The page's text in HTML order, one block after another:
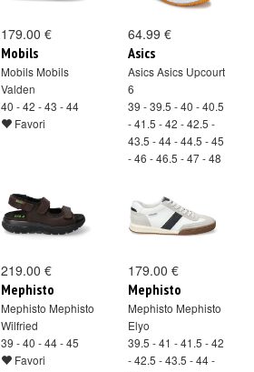
179.00 €
Mobils
Mobils Mobils
Valden
40 - 42 - 43 - 44
Favori
64.99 €
Asics
Asics Asics Upcourt
6
39 - 39.5 - 40 - 40.5
- 41.5 - 42 - 42.5 -
43.5 - 44 - 44.5 - 45
- 46 - 46.5 - 47 - 48
219.00 €
Mephisto
Mephisto Mephisto
Wilfried
39 - 40 - 44 - 45
Favori
179.00 €
Mephisto
Mephisto Mephisto
Elyo
39.5 - 41 - 41.5 - 42
- 42.5 - 43.5 - 44 -